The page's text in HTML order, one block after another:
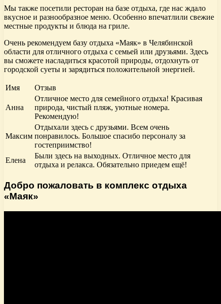
Мы также посетили ресторан на базе отдыха, где нас ждало
вкусное и разнообразное меню. Особенно впечатлили свежие
местные продукты и блюда на гриле.
Очень рекомендуем базу отдыха «Маяк» в Челябинской
области для отличного отдыха с семьей или друзьями. Здесь
вы сможете насладиться красотой природы, отдохнуть от
городской суеты и зарядиться положительной энергией.
Имя Отзыв
Анна
Отличное место для семейного отдыха! Красивая
природа, чистый пляж, уютные номера.
Рекомендую!
Максим
Отдыхали здесь с друзьями. Всем очень
понравилось. Большое спасибо персоналу за
гостеприимство!
Елена
Были здесь на выходных. Отличное место для
отдыха и релакса. Обязательно приедем ещё!
Добро пожаловать в комплекс отдыха
«Маяк»